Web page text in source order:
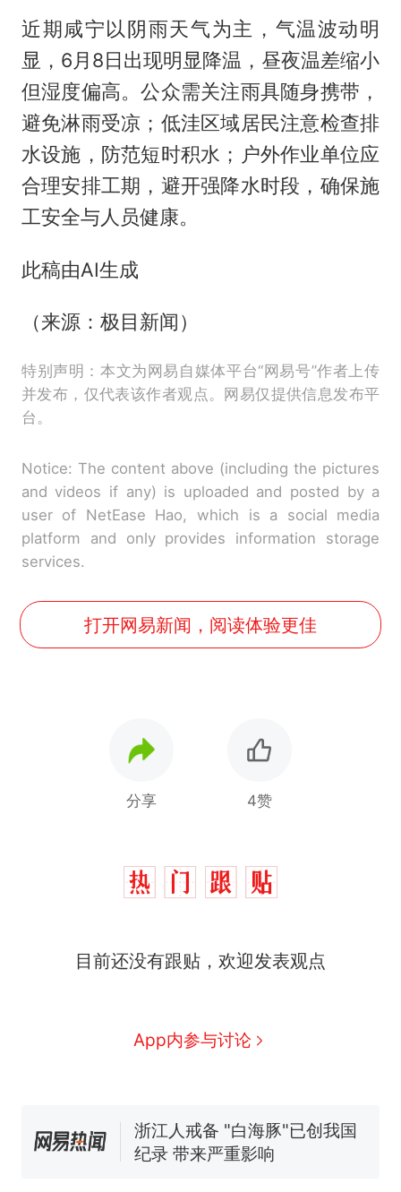
近期咸宁以阴雨天气为主，气温波动明
显，6月8日出现明显降温，昼夜温差缩小
但湿度偏高。公众需关注雨具随身携带，
避免淋雨受凉；低洼区域居民注意检查排
水设施，防范短时积水；户外作业单位应
合理安排工期，避开强降水时段，确保施
工安全与人员健康。
此稿由AI生成
（来源：极目新闻）
特别声明：本文为网易自媒体平台“网易号”作者上传
并发布，仅代表该作者观点。网易仅提供信息发布平
台。
Notice: The content above (including the pictures
and videos if any) is uploaded and posted by a
user of NetEase Hao, which is a social media
platform and only provides information storage
services.
打开网易新闻，阅读体验更佳
分享 4赞
目前还没有跟贴，欢迎发表观点
App内参与讨论
热
十多万人报名的考试，成绩
全部作废，公平么？
浙江人戒备 "白海豚"已创我国
纪录 带来严重影响